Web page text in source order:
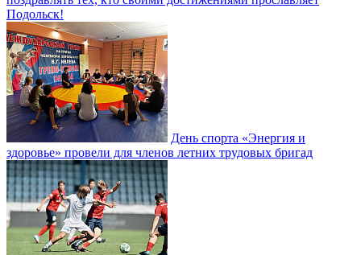
Подольск!
День спорта «Энергия и
здоровье» провели для членов летних трудовых бригад